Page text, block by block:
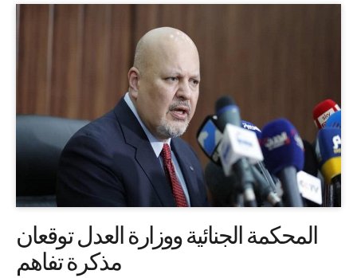
المحكمة الجنائية ووزارة العدل توقعان
مذكرة تفاهم